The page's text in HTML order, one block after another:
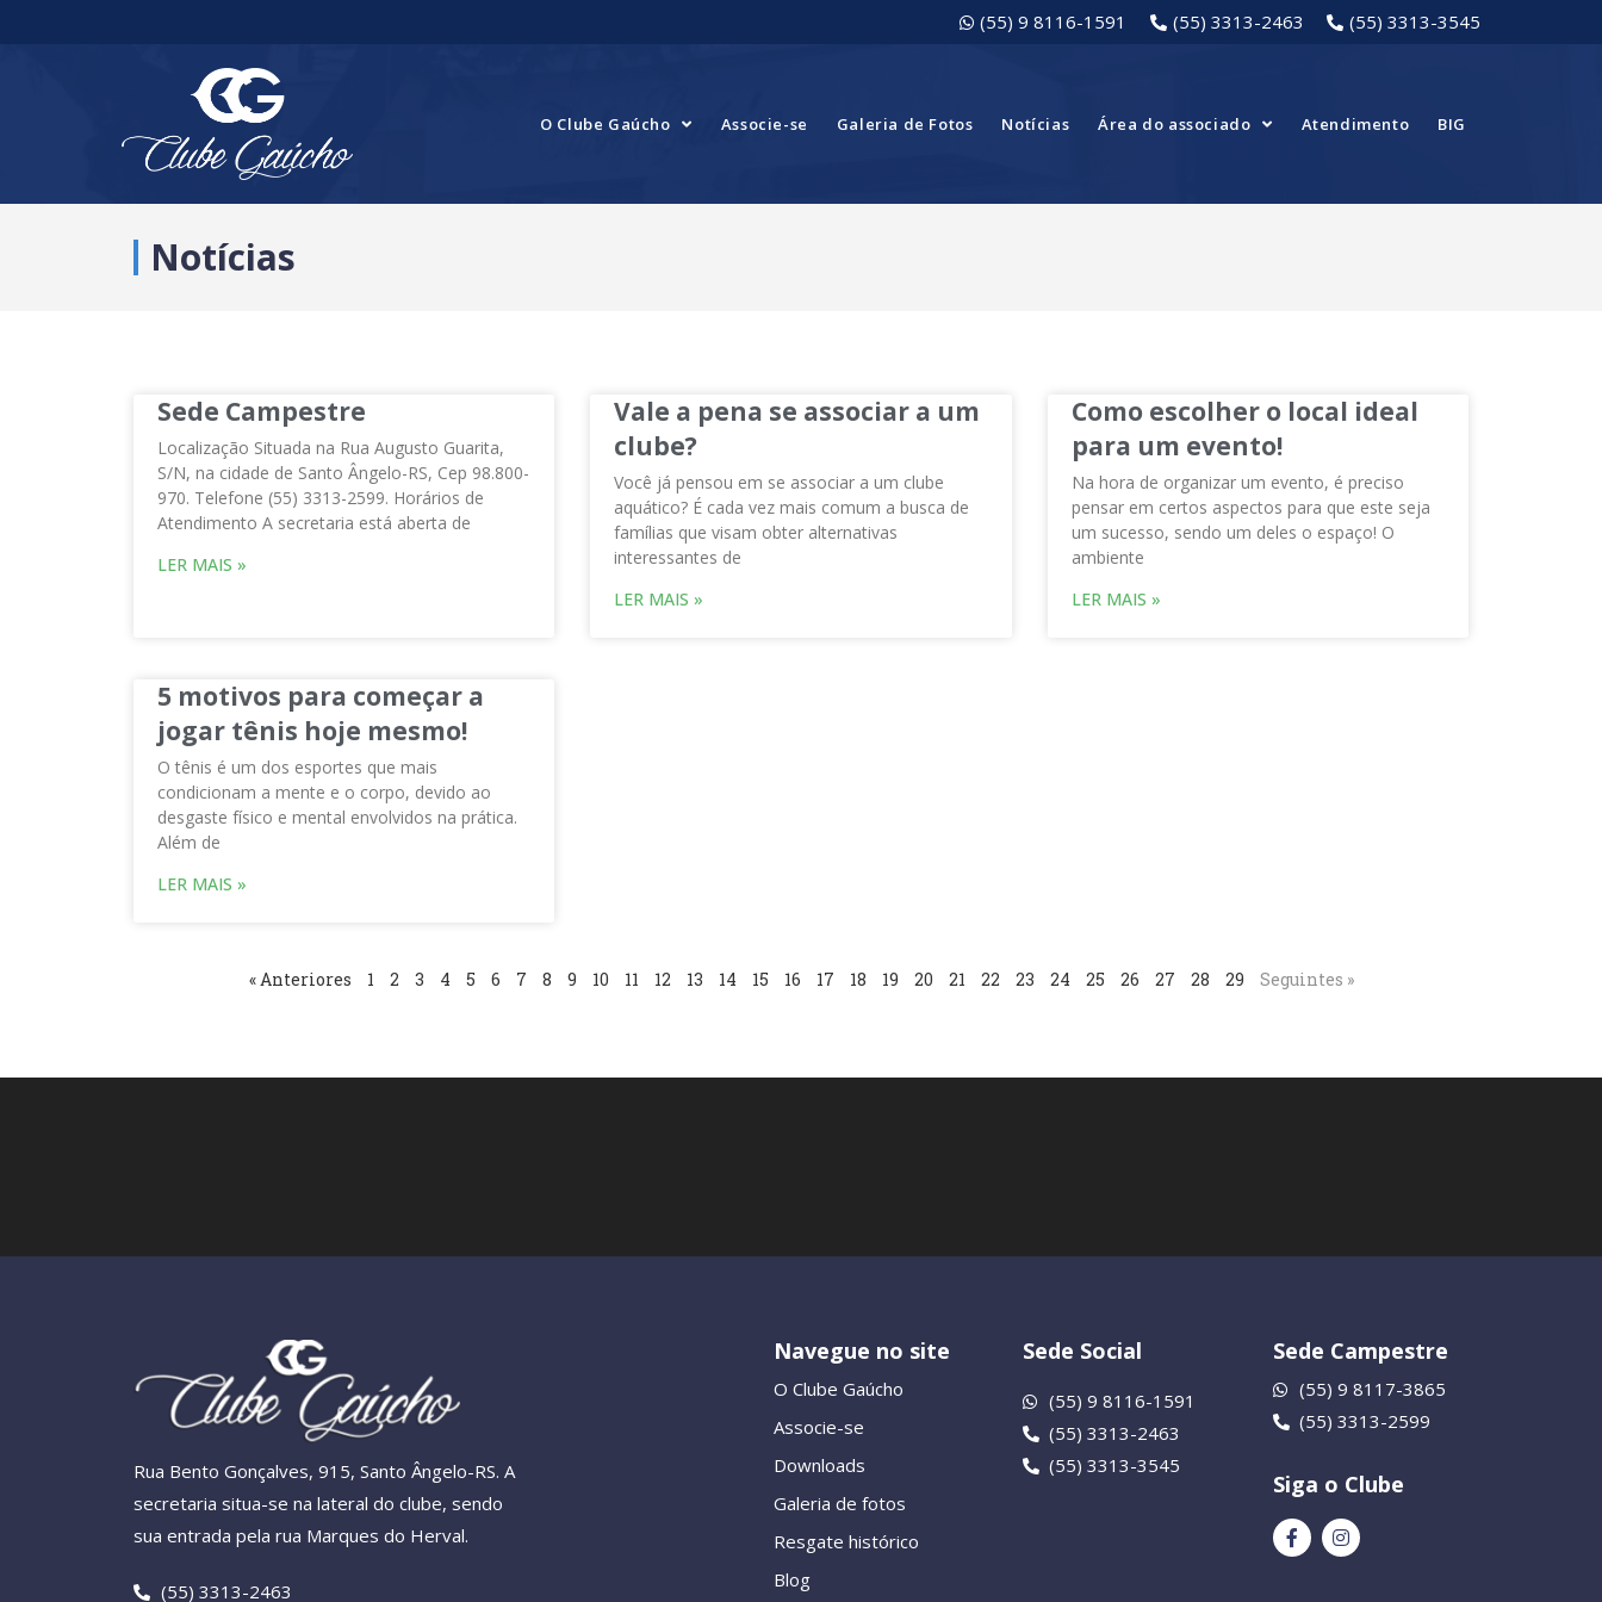
(55) 9 8116-1591 (55) 3313-2463 (55) 3313-3545
O Clube Gaúcho Associe-se Galeria de Fotos Notícias Área do associado Atendimento BIG
Notícias
Sede Campestre
Localização Situada na Rua Augusto Guarita,
S/N, na cidade de Santo Ângelo-RS, Cep 98.800-
970. Telefone (55) 3313-2599. Horários de
Atendimento A secretaria está aberta de
LER MAIS »
Vale a pena se associar a um
clube?
Você já pensou em se associar a um clube
aquático? É cada vez mais comum a busca de
famílias que visam obter alternativas
interessantes de
LER MAIS »
Como escolher o local ideal
para um evento!
Na hora de organizar um evento, é preciso
pensar em certos aspectos para que este seja
um sucesso, sendo um deles o espaço! O
ambiente
LER MAIS »
5 motivos para começar a
jogar tênis hoje mesmo!
O tênis é um dos esportes que mais
condicionam a mente e o corpo, devido ao
desgaste físico e mental envolvidos na prática.
Além de
LER MAIS »
« Anteriores 1 2 3 4 5 6 7 8 9 10 11 12 13 14 15 16 17 18 19 20 21 22 23 24 25 26 27 28 29 Seguintes »
Rua Bento Gonçalves, 915, Santo Ângelo-RS. A
secretaria situa-se na lateral do clube, sendo
sua entrada pela rua Marques do Herval.
(55) 3313-2463
Navegue no site
O Clube Gaúcho
Associe-se
Downloads
Galeria de fotos
Resgate histórico
Blog
Sede Social
(55) 9 8116-1591
(55) 3313-2463
(55) 3313-3545
Sede Campestre
(55) 9 8117-3865
(55) 3313-2599
Siga o Clube